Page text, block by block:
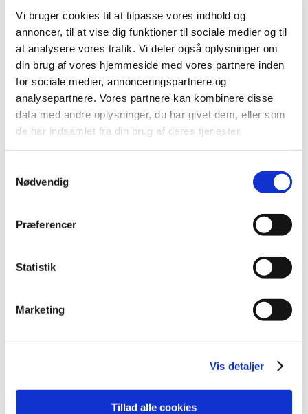
Vi bruger cookies til at tilpasse vores indhold og
annoncer, til at vise dig funktioner til sociale medier og til
at analysere vores trafik. Vi deler også oplysninger om
din brug af vores hjemmeside med vores partnere inden
for sociale medier, annonceringspartnere og
analysepartnere. Vores partnere kan kombinere disse
data med andre oplysninger, du har givet dem, eller som
de har indsamlet fra din brug af deres tjenester.
Nødvendig
Præferencer
Statistik
Marketing
Vis detaljer
Tillad alle cookies
2018 (150)
2017 (167)
2016 (167)
2015 (33)
2014 (44)
2010 (7)
2008 (8)
oktober (2)
juli (1)
2007 (3)